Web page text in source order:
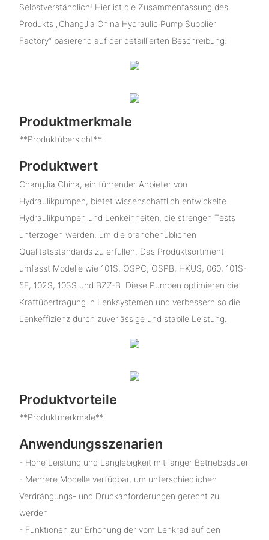
Selbstverständlich! Hier ist die Zusammenfassung des
Produkts „ChangJia China Hydraulic Pump Supplier
Factory“ basierend auf der detaillierten Beschreibung:
Produktmerkmale
**Produktübersicht**
Produktwert
ChangJia China, ein führender Anbieter von
Hydraulikpumpen, bietet wissenschaftlich entwickelte
Hydraulikpumpen und Lenkeinheiten, die strengen Tests
unterzogen werden, um die branchenüblichen
Qualitätsstandards zu erfüllen. Das Produktsortiment
umfasst Modelle wie 101S, OSPC, OSPB, HKUS, 060, 101S-
5E, 102S, 103S und BZZ-B. Diese Pumpen optimieren die
Kraftübertragung in Lenksystemen und verbessern so die
Lenkeffizienz durch zuverlässige und stabile Leistung.
Produktvorteile
**Produktmerkmale**
Anwendungsszenarien
- Hohe Leistung und Langlebigkeit mit langer Betriebsdauer
- Mehrere Modelle verfügbar, um unterschiedlichen
Verdrängungs- und Druckanforderungen gerecht zu
werden
- Funktionen zur Erhöhung der vom Lenkrad auf den